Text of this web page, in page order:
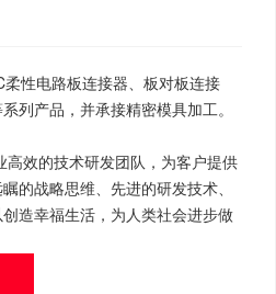
性电路板连接器、板对板连接
列产品，并承接精密模具加工。
效的技术研发团队，为客户提供
的战略思维、先进的研发技术、
造幸福生活，为人类社会进步做